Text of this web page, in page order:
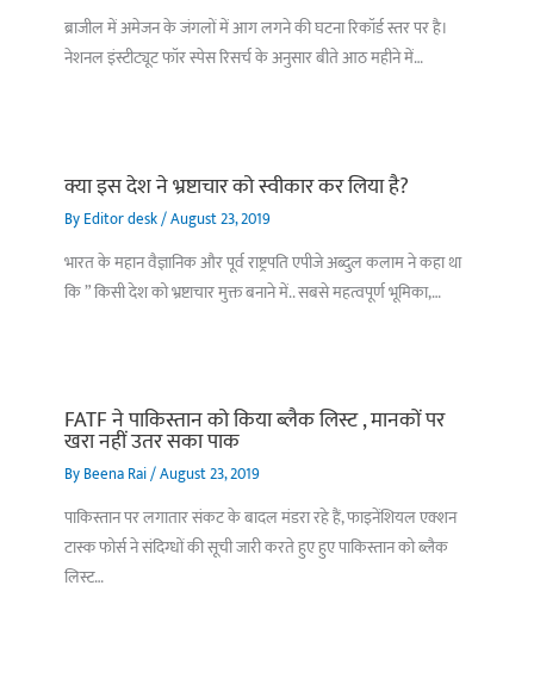
ब्राजील में अमेजन के जंगलों में आग लगने की घटना रिकॉर्ड स्तर पर है।
नेशनल इंस्टीट्यूट फॉर स्पेस रिसर्च के अनुसार बीते आठ महीने में…
क्या इस देश ने भ्रष्टाचार को स्वीकार कर लिया है?
ByEditor desk/August 23, 2019
भारत के महान वैज्ञानिक और पूर्व राष्ट्रपति एपीजे अब्दुल कलाम ने कहा था
कि ” किसी देश को भ्रष्टाचार मुक्त बनाने में.. सबसे महत्वपूर्ण भूमिका,…
FATF ने पाकिस्तान को किया ब्लैक लिस्ट , मानकों पर
खरा नहीं उतर सका पाक
ByBeena Rai/August 23, 2019
पाकिस्तान पर लगातार संकट के बादल मंडरा रहे हैं, फाइनेंशियल एक्शन
टास्क फोर्स ने संदिग्धों की सूची जारी करते हुए हुए पाकिस्तान को ब्लैक
लिस्ट…